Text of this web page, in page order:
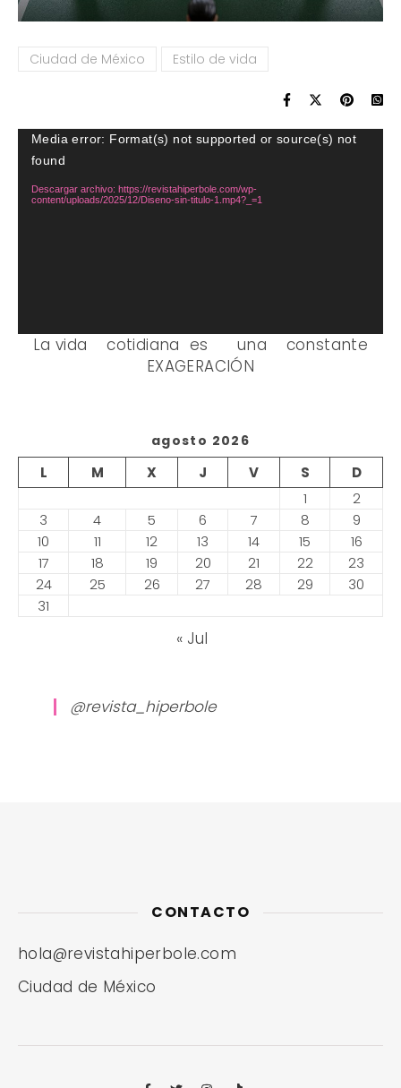
Ciudad de México Estilo de vida
Reproductor
de
vídeo
Media error: Format(s) not supported or source(s) not
found
Descargar archivo: https://revistahiperbole.com/wp-
content/uploads/2025/12/Diseno-sin-titulo-1.mp4?_=1
La vida cotidiana es una constante
EXAGERACIÓN
agosto 2026
L M X J V S
D
1
2
3
4 5 6 7 8
9
10
11 12 13 14 15
16
17
18 19 20 21 22
23
24
25 26 27 28 29
30
31
« Jul
@revista_hiperbole
CONTACTO
hola@revistahiperbole.com
Ciudad de México